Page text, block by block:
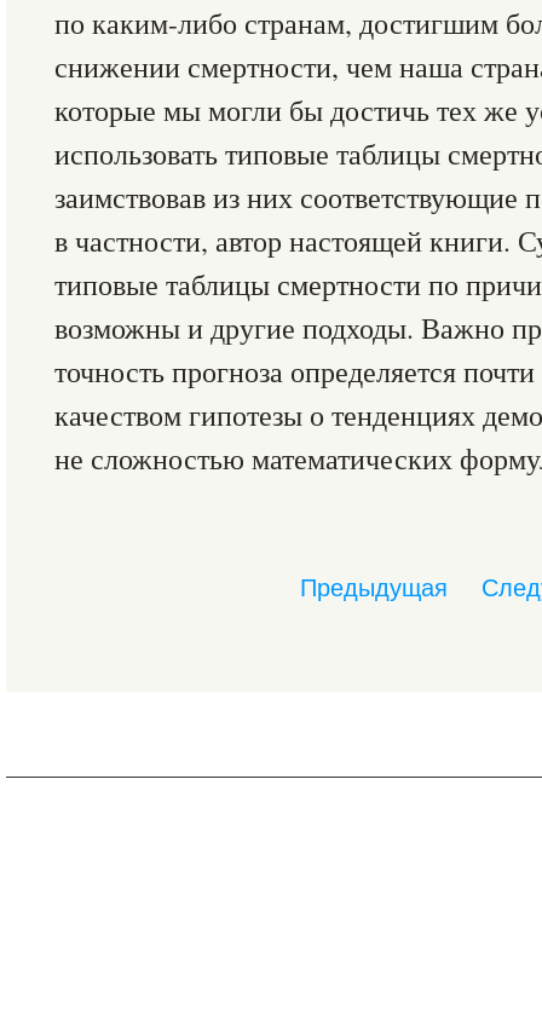
по каким-либо странам, достигшим
снижении смертности, чем наша
которые мы могли бы достичь тех же
использовать типовые таблицы
заимствовав из них соответствующие
в частности, автор настоящей книги.
типовые таблицы смертности по
возможны и другие подходы. Важно
точность прогноза определяется
качеством гипотезы о тенденциях
не сложностью математических
Предыдущая